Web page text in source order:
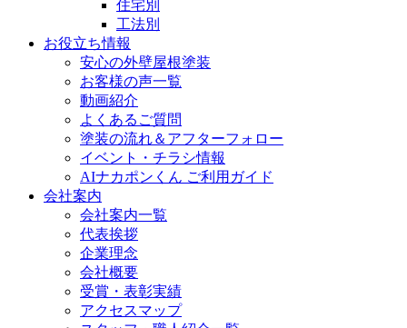
住宅別
工法別
お役立ち情報
安心の外壁屋根塗装
お客様の声一覧
動画紹介
よくあるご質問
塗装の流れ＆アフターフォロー
イベント・チラシ情報
AIナカポンくん ご利用ガイド
会社案内
会社案内一覧
代表挨拶
企業理念
会社概要
受賞・表彰実績
アクセスマップ